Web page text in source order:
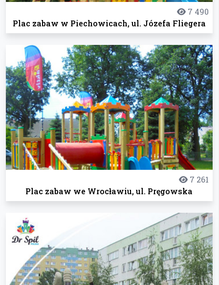
7 490
Plac zabaw w Piechowicach, ul. Józefa Fliegera
7 261
Plac zabaw we Wrocławiu, ul. Pręgowska